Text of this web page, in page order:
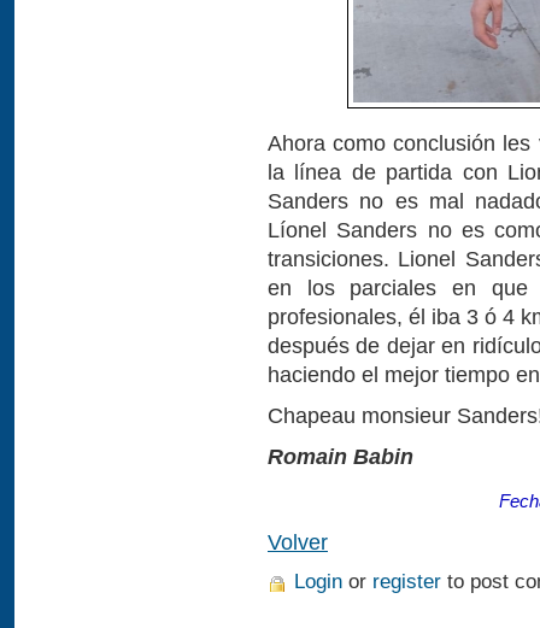
Ahora como conclusión
la línea de partida con
Sanders no es mal
Líonel Sanders no es
transiciones. Lionel
en los parciales en
profesionales, él iba 3 ó 4
después de dejar en
haciendo el mejor tiempo
Chapeau monsieur
Romain Babin
Volver
Login or register to post